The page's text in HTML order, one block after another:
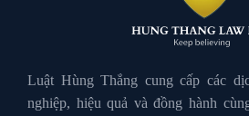
Luật Hành Chính
Luật Hôn Nhân Gia
Luật Hùng Thắng cung cấp các
nghiệp, hiệu quả và đồng hành